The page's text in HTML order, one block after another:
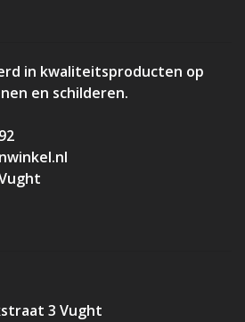
in kwaliteitsproducten op
en schilderen.
3 Vught